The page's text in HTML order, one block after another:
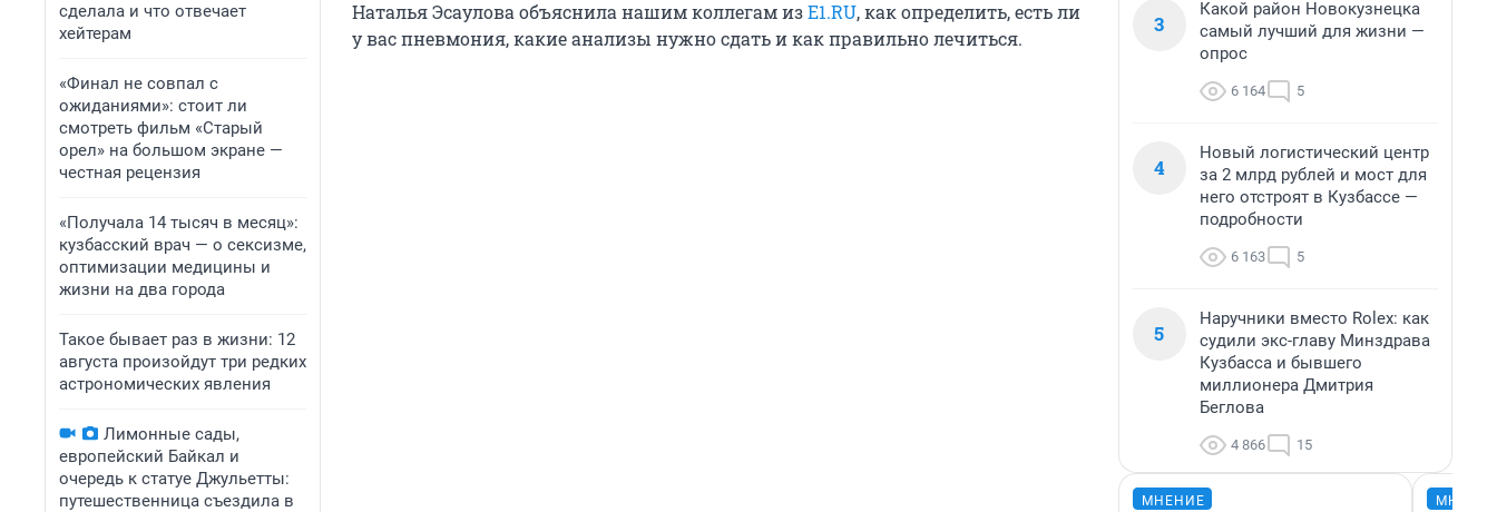
сделала и что отвечает
хейтерам
«Финал не совпал с
ожиданиями»: стоит ли
смотреть фильм «Старый
орел» на большом экране —
честная рецензия
«Получала 14 тысяч в месяц»:
кузбасский врач — о сексизме,
оптимизации медицины и
жизни на два города
Такое бывает раз в жизни: 12
августа произойдут три редких
астрономических явления
Лимонные сады,
европейский Байкал и
очередь к статуе Джульетты:
путешественница съездила в
Наталья Эсаулова объяснила нашим коллегам изE1.RU, как определить, есть ли
у вас пневмония, какие анализы нужно сдать и как правильно лечиться.
3
Какой район Новокузнецка
самый лучший для жизни —
опрос
6 164 5
4
Новый логистический центр
за 2 млрд рублей и мост для
него отстроят в Кузбассе —
подробности
6 163 5
5
Наручники вместо Rolex: как
судили экс-главу Минздрава
Кузбасса и бывшего
миллионера Дмитрия
Беглова
4 866 15
МНЕНИЕ